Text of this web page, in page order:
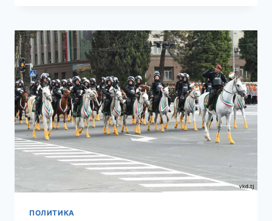
ИСКЛЮЧИЛИ
ИЗ
КЛУБА
«АХМАТ»
ПОСЛЕ
НАПАДЕНИЯ
НА
ЖЕНЩИН
ПОЛИТИКА